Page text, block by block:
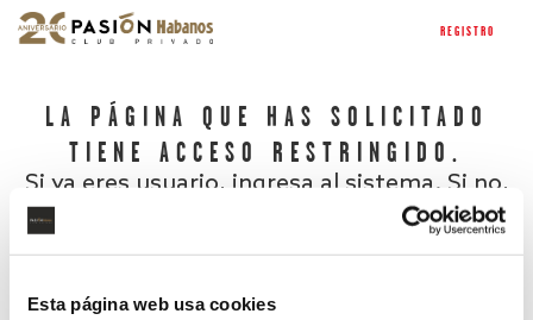
Esta página web usa cookies
REGISTRO
LA PÁGINA QUE HAS SOLICITADO
TIENE ACCESO RESTRINGIDO.
Si ya eres usuario, ingresa al sistema. Si no,